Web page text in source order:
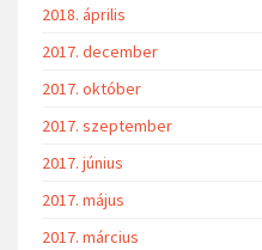
2018. április
2017. december
2017. október
2017. szeptember
2017. június
2017. május
2017. március